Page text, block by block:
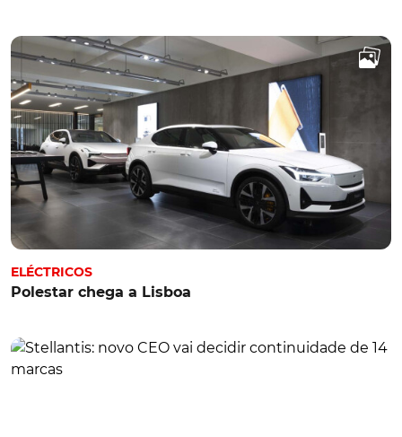
ELÉCTRICOS
Polestar chega a Lisboa